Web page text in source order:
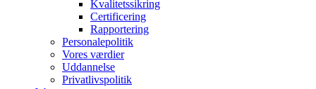
Kvalitetssikring
Certificering
Rapportering
Personalepolitik
Vores værdier
Uddannelse
Privatlivspolitik